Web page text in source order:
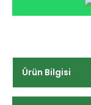
Ürün Bilgisi